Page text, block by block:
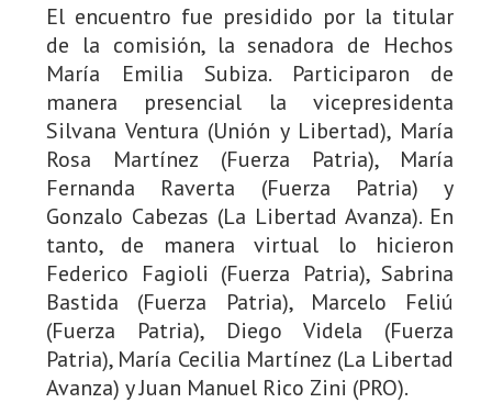
El encuentro fue presidido por la titular
de la comisión, la senadora de Hechos
María Emilia Subiza. Participaron de
manera presencial la vicepresidenta
Silvana Ventura (Unión y Libertad), María
Rosa Martínez (Fuerza Patria), María
Fernanda Raverta (Fuerza Patria) y
Gonzalo Cabezas (La Libertad Avanza). En
tanto, de manera virtual lo hicieron
Federico Fagioli (Fuerza Patria), Sabrina
Bastida (Fuerza Patria), Marcelo Feliú
(Fuerza Patria), Diego Videla (Fuerza
Patria), María Cecilia Martínez (La Libertad
Avanza) y Juan Manuel Rico Zini (PRO).